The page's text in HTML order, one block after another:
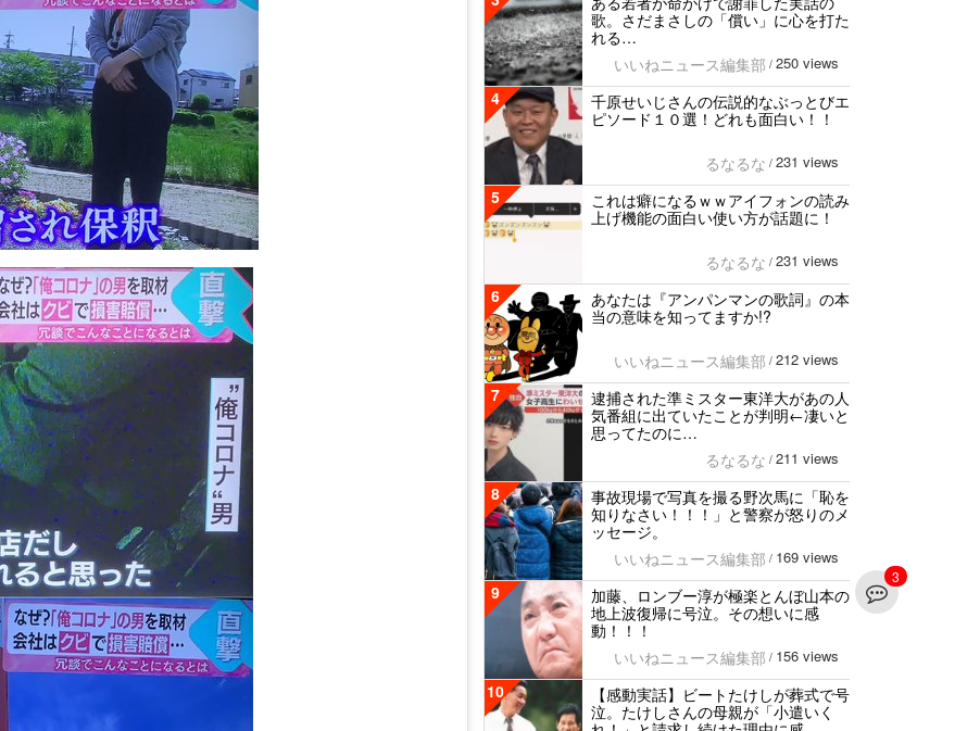
3
歌。さだまさしの「償い」に心を打た
れる…
いいねニュース編集部 / 250 views
4
千原せいじさんの伝説的なぶっとびエ
ピソード１０選！どれも面白い！！
るなるな / 231 views
5
これは癖になるｗｗアイフォンの読み
上げ機能の面白い使い方が話題に！
るなるな / 231 views
6
あなたは『アンパンマンの歌詞』の本
当の意味を知ってますか!?
いいねニュース編集部 / 212 views
7
逮捕された準ミスター東洋大があの人
気番組に出ていたことが判明←凄いと
思ってたのに…
るなるな / 211 views
8
事故現場で写真を撮る野次馬に「恥を
知りなさい！！！」と警察が怒りのメ
ッセージ。
いいねニュース編集部 / 169 views
9
加藤、ロンブー淳が極楽とんぼ山本の
地上波復帰に号泣。その想いに感
動！！！
いいねニュース編集部 / 156 views
10
【感動実話】ビートたけしが葬式で号
泣。たけしさんの母親が「小遣いく